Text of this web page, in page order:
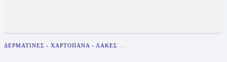
ΔΕΡΜΑΤΊΝΕΣ - ΧΑΡΤΌΠΑΝΑ - ΛΆΚΕΣ